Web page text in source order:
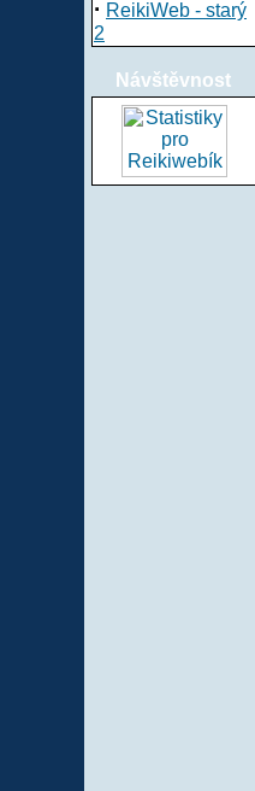
· ReikiWeb - starý
2
Návštěvnost